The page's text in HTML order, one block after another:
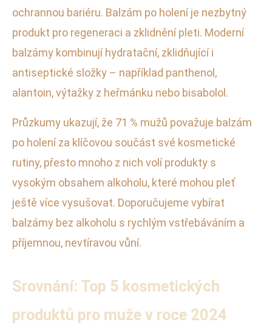
ochrannou bariéru. Balzám po holení je nezbytný
produkt pro regeneraci a zklidnění pleti. Moderní
balzámy kombinují hydratační, zklidňující i
antiseptické složky – například panthenol,
alantoin, výtažky z heřmánku nebo bisabolol.
Průzkumy ukazují, že 71 % mužů považuje balzám
po holení za klíčovou součást své kosmetické
rutiny, přesto mnoho z nich volí produkty s
vysokým obsahem alkoholu, které mohou pleť
ještě více vysušovat. Doporučujeme vybírat
balzámy bez alkoholu s rychlým vstřebáváním a
příjemnou, nevtíravou vůní.
Srovnání: Top 5 kosmetických
produktů pro muže v roce 2024